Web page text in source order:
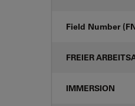
Field Number
FREIER
IMMERSION